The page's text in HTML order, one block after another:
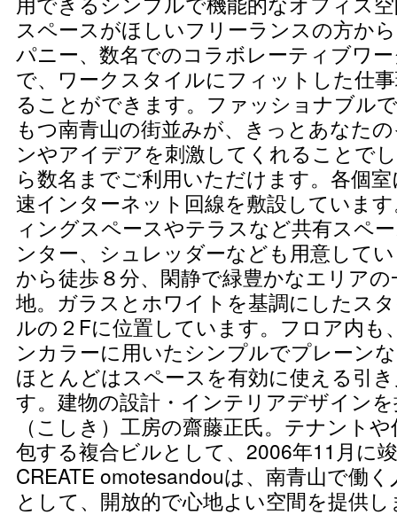
スペースがほしいフリーランスの方か
パニー、数名でのコラボレーティブワ
で、ワークスタイルにフィットした仕
ることができます。ファッショナブル
もつ南青山の街並みが、きっとあなた
ンやアイデアを刺激してくれることで
ら数名までご利用いただけます。各個
速インターネット回線を敷設していま
ィングスペースやテラスなど共有スペ
ンター、シュレッダーなども用意して
から徒歩８分、閑静で緑豊かなエリア
地。ガラスとホワイトを基調にしたス
ルの２Fに位置しています。フロア内も
ンカラーに用いたシンプルでプレーン
ほとんどはスペースを有効に使える引
す。建物の設計・インテリアデザイン
（こしき）工房の齋藤正氏。テナント
包する複合ビルとして、2006年11月に
CREATE omotesandouは、南青山で働
として、開放的で心地よい空間を提供し